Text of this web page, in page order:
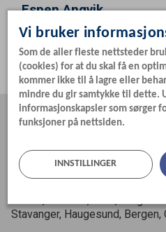
Espen Angvik
Markedsdirektør
90056 330
espen.angvik@veoy.no
Veøy er et av landets største
med nærmere
enheter og
Stavanger, Haugesund, Bergen,
Vi bruker
Som de aller fleste nettsteder
(cookies) for at du skal få en
kommer ikke til å lagre eller
mindre du gir samtykke til dette.
informasjonskapsler som sørger
funksjoner på nettsiden.
INNSTILLINGER